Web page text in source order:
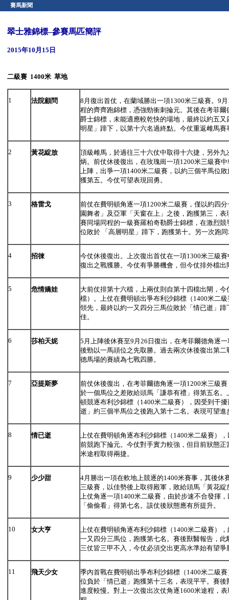
賽馬新聞
翠士雅錦標–參賽馬匹簡評
2015年10月15日
二級賽 1400米 草地
1 法院顧問
8月復出首仗，在蘭域勝出一項1300米三級賽。9
程的齊齊跑錦標，憑強勁衝刺掄元。其後在考菲
爵士錦標，未能適應較乾快的場地，最終以約五
明星」蹄下，以第十六名過終點。今仗重返雌馬賽
2 黃花綻放
頂級雌馬，於過往三十六仗中取得十六捷，另外九
炳。前仗休後復出，在玫瑰崗一項1200米三級賽
上陣，出爭一項1400米二級賽，以約三個半馬位
獲第五。今仗可望表現回勇。
3 格雷戈
前仗在費明頓角逐一項1200米二級賽，僅以約四
園舞者」及亞軍「天窗在上」之後，跑獲第三，
賽同場同程的一級賽羅柏奇勒爵士錦標，在激烈
位敗於 「高層明星」蹄下，跑獲第十。另一次跑
4 招徠
今仗休後復出。上次復出首仗在一項1300米三級
復出之戰獲勝。今仗有爭勝機會，但今仗排外檔出
5 危情嬌娃
大前仗排第十六檔，上兩仗則自第十四檔出閘，
檔）。上仗在費明頓出爭布利沙錦標（1400米二
領先，最終以約一又四分三馬位敗於「情已逝」
佳。
6 莎柏天妮
5月上陣後休賽至9月26日復出，在考菲爾德角逐
後勁以一馬頭位之先取勝。過去兩次休後復出第
德馬場的賽績為七戰四勝。
7 亞提斯夢
前仗休後復出，在考菲爾德角逐一項1200米三級
於一個馬位之差敗給頭馬「謙恭有禮」得第五名。
頓競逐布利沙錦標（1400米二級賽），因受到干
逝」約三個半馬位之後跑入第十二名。表現可望進
8 情已逝
上仗在費明頓角逐布利沙錦標（1400米二級賽）
前競跑下掄元。今仗對手實力較強，但目前狀態正
米途程取得兩捷。
9 少少甜
4月勝出一項在軟地上競逐的1400米賽事，其後休
三級賽，以佳勢後上取得殿軍，敗給頭馬「黃花
上仗角逐一項1400米二級賽，由於步速不合發揮
「偷偷看」得第七名。該仗後狀態應有所提升。
10 女大亨
上仗在費明頓角逐布利沙錦標（1400米二級賽）
一又四分三馬位，跑獲第七名。賽後獸醫報告，
三仗皆三甲不入，今仗必須交出更高水準始有望爭
11 飛天少女
季內首戰在費明頓出爭布利沙錦標（1400米二級
位負於「情已逝」跑獲第十三名，表現平平。賽
進度較慢。對上一次復出次仗角逐1600米途程，